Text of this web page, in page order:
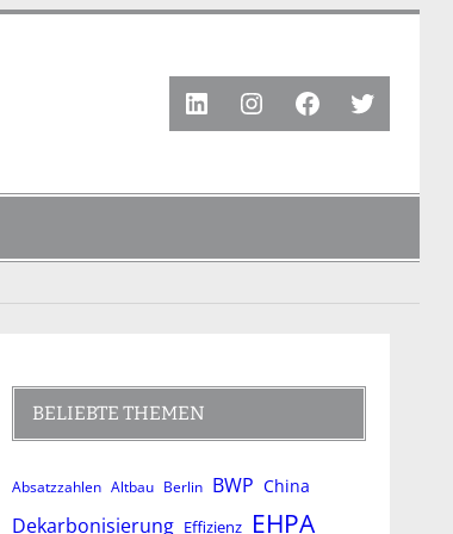
LinkedInInstagram
Facebook
Twitter
BELIEBTE THEMEN
Absatzzahlen Altbau Berlin BWP China
Dekarbonisierung Effizienz EHPA